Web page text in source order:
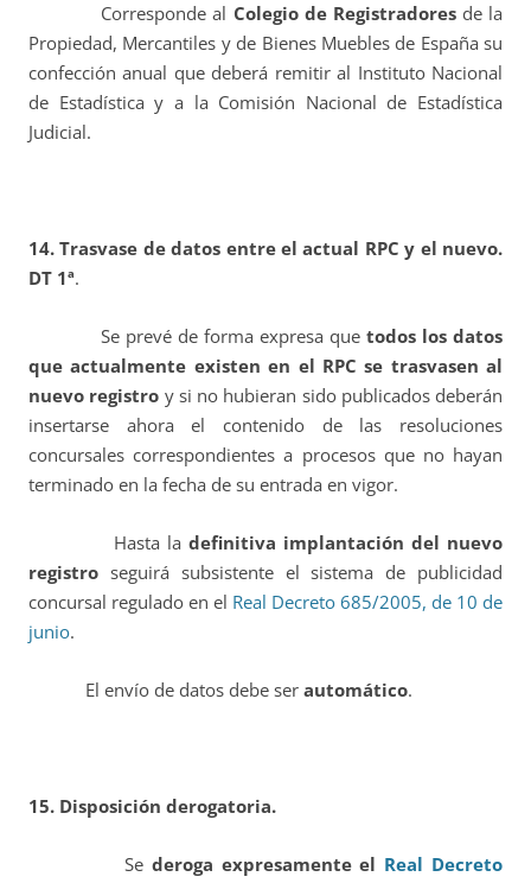
Corresponde al Colegio de Registradores de la
Propiedad, Mercantiles y de Bienes Muebles de España su
confección anual que deberá remitir al Instituto Nacional
de Estadística y a la Comisión Nacional de Estadística
Judicial.
14. Trasvase de datos entre el actual RPC y el nuevo.
DT 1ª.
Se prevé de forma expresa que todos los datos
que actualmente existen en el RPC se trasvasen al
nuevo registro y si no hubieran sido publicados deberán
insertarse ahora el contenido de las resoluciones
concursales correspondientes a procesos que no hayan
terminado en la fecha de su entrada en vigor.
Hasta la definitiva implantación del nuevo
registro seguirá subsistente el sistema de publicidad
concursal regulado en el Real Decreto 685/2005, de 10 de
junio.
El envío de datos debe ser automático.
15. Disposición derogatoria.
Se deroga expresamente el Real Decreto